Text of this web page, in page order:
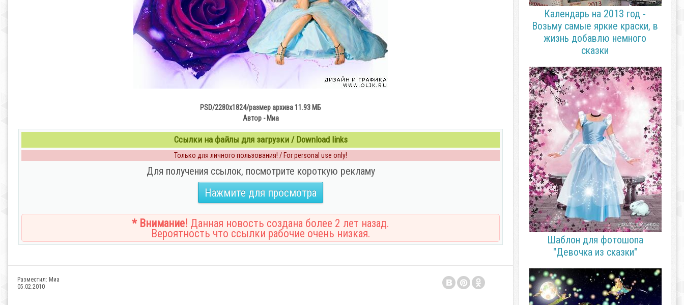
PSD/2280x1824/размер архива 11.93 МБ
Автор - Миа
Ссылки на файлы для загрузки / Download links
Только для личного пользования! / For personal use only!
Для получения ссылок, посмотрите короткую рекламу
Нажмите для просмотра
* Внимание! Данная новость создана более 2 лет назад.
Вероятность что ссылки рабочие очень низкая.
Разместил: Миа
05.02.2010
Календарь на 2013 год -
Возьму самые яркие краски, в
жизнь добавлю немного
сказки
Шаблон для фотошопа
"Девочка из сказки"